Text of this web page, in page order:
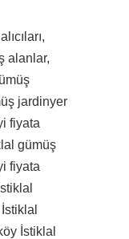
alanlar,
jardinyer
fiyata
gümüş
fiyata
İstiklal